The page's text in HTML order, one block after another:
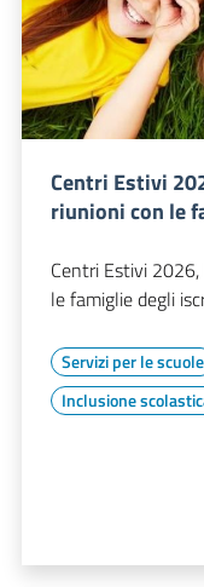
Centri Estivi
riunioni con le
Centri Estivi
le famiglie degli
Servizi per le scuole
Inclusione